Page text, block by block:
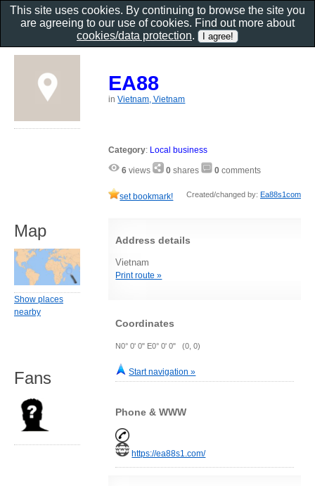
EA88
inVietnam, Vietnam
Category: Local business
6 views 0 shares 0 comments
set bookmark! Created/changed by: Ea88s1com
Address details
Vietnam
Print route »
Coordinates
N0° 0' 0" E0° 0' 0" (0, 0)
Start navigation »
Phone & WWW
https://ea88s1.com/
Map
Show places
nearby
Fans
This site uses cookies. By continuing to browse the site you
are agreeing to our use of cookies. Find out more about
cookies/data protection.